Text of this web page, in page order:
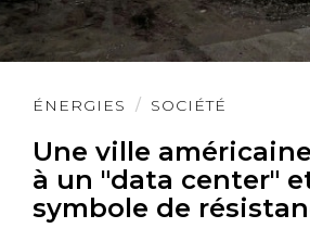
ÉNERGIES SOCIÉTÉ
Une ville
à un "data center"
symbole de
Lire